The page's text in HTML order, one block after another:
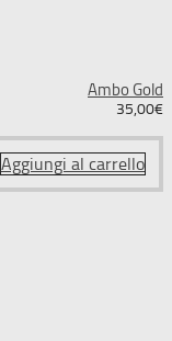
Ambo Gold
35,00€
Aggiungi al carrello